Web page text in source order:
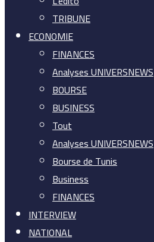
TRIBUNE
ECONOMIE
FINANCES
Analyses UNIVERSNEWS
BOURSE
BUSINESS
Tout
Analyses UNIVERSNEWS
Bourse de Tunis
Business
FINANCES
INTERVIEW
NATIONAL